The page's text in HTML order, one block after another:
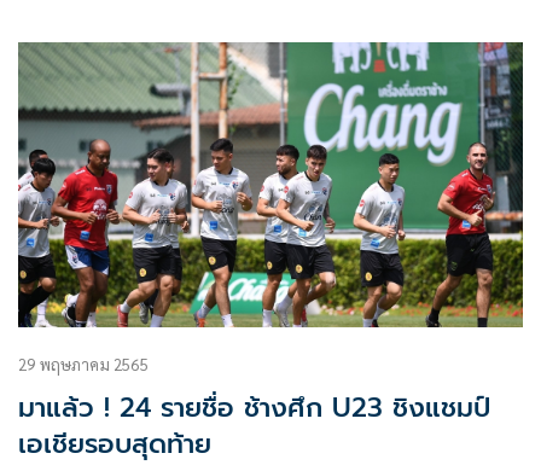
29 พฤษภาคม 2565
มาแล้ว ! 24 รายชื่อ ช้างศึก U23 ชิงแชมป์
เอเชียรอบสุดท้าย